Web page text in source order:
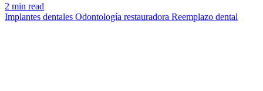
2 min read
Implantes dentales Odontología restauradora Reemplazo dental